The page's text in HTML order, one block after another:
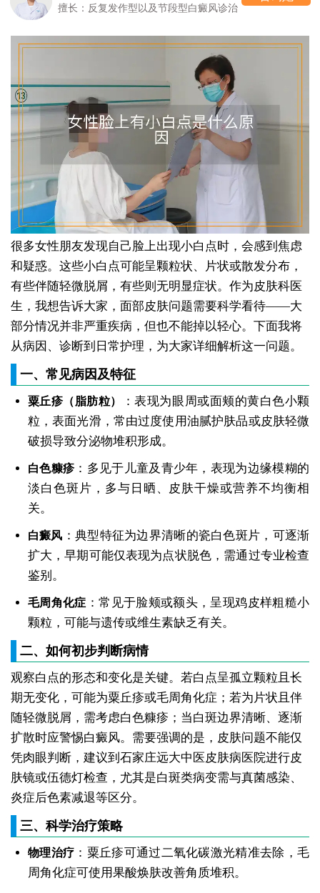
擅长：反复发作型以及节段型白癜风诊治
很多女性朋友发现自己脸上出现小白点时，会感到焦虑
和疑惑。这些小白点可能呈颗粒状、片状或散发分布，
有些伴随轻微脱屑，有些则无明显症状。作为皮肤科医
生，我想告诉大家，面部皮肤问题需要科学看待——大
部分情况并非严重疾病，但也不能掉以轻心。下面我将
从病因、诊断到日常护理，为大家详细解析这一问题。
一、常见病因及特征
粟丘疹（脂肪粒）
：表现为眼周或面颊的黄白色小颗
粒，表面光滑，常由过度使用油腻护肤品或皮肤轻微
破损导致分泌物堆积形成。
白色糠疹：多见于儿童及青少年，表现为边缘模糊的
淡白色斑片，多与日晒、皮肤干燥或营养不均衡相
关。
白癜风 ：典型特征为边界清晰的瓷白色斑片，可逐渐
扩大，早期可能仅表现为点状脱色，需通过专业检查
鉴别。
毛周角化症 ：常见于脸颊或额头，呈现鸡皮样粗糙小
颗粒，可能与遗传或维生素缺乏有关。
二、如何初步判断病情
观察白点的形态和变化是关键。若白点呈孤立颗粒且长
期无变化，可能为粟丘疹或毛周角化症；若为片状且伴
随轻微脱屑，需考虑白色糠疹；当白斑边界清晰、逐渐
扩散时应警惕白癜风。需要强调的是，皮肤问题不能仅
凭肉眼判断，建议到石家庄远大中医皮肤病医院进行皮
肤镜或伍德灯检查，尤其是白斑类病变需与真菌感染、
炎症后色素减退等区分。
三、科学治疗策略
物理治疗 ：粟丘疹可通过二氧化碳激光精准去除，毛
周角化症可使用果酸焕肤改善角质堆积。